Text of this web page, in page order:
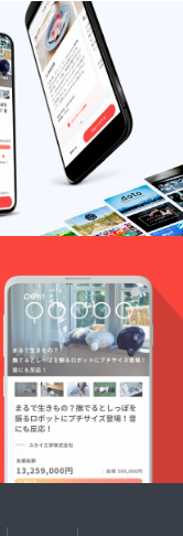
平日不
可 原則
日曜日
の開催
です。
有効期
限：令
和3年9
月〜令
和3年11
月
https://i
nstagra
m.com/
goenya/